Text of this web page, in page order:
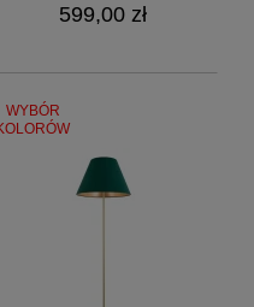
599,00 zł
WYBÓR